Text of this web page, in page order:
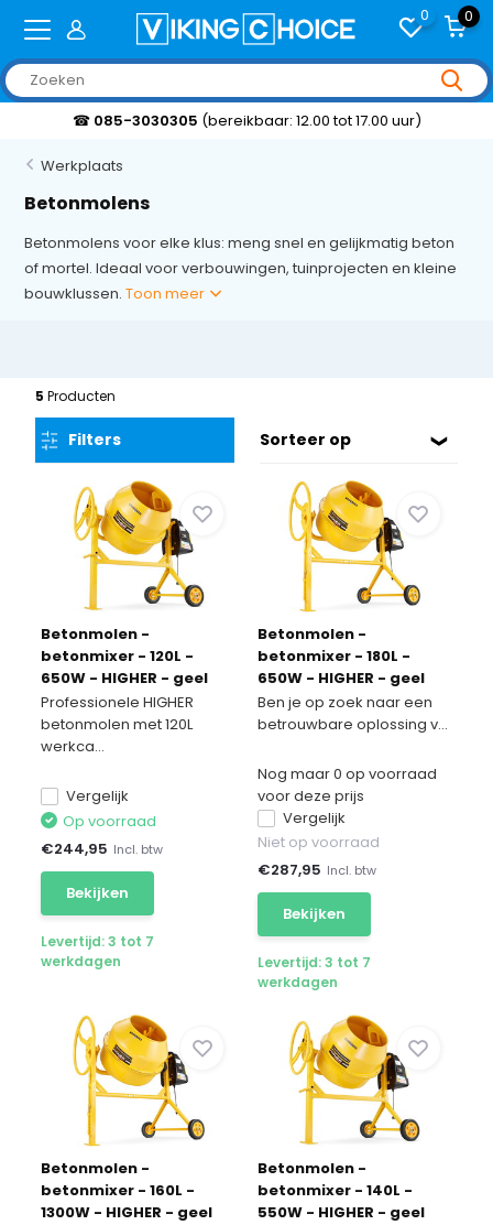
0 0
☎ 085-3030305 (bereikbaar: 12.00 tot 17.00 uur)
Werkplaats
Betonmolens
Betonmolens voor elke klus: meng snel en gelijkmatig beton
of mortel. Ideaal voor verbouwingen, tuinprojecten en kleine
bouwklussen.Toon meer
5Producten
Filters Sorteer op
Betonmolen -
betonmixer - 120L -
650W - HIGHER - geel
Professionele HIGHER
betonmolen met 120L
werkca...
Vergelijk
Op voorraad
€244,95 Incl. btw
Bekijken
Levertijd: 3 tot 7
werkdagen
Betonmolen -
betonmixer - 180L -
650W - HIGHER - geel
Ben je op zoek naar een
betrouwbare oplossing v...
Nog maar 0 op voorraad
voor deze prijs
Vergelijk
Niet op voorraad
€287,95 Incl. btw
Bekijken
Levertijd: 3 tot 7
werkdagen
Betonmolen -
betonmixer - 160L -
1300W - HIGHER - geel
Betonmolen -
betonmixer - 140L -
550W - HIGHER - geel